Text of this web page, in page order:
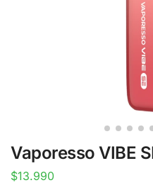
Vaporesso VIBE
$13.990